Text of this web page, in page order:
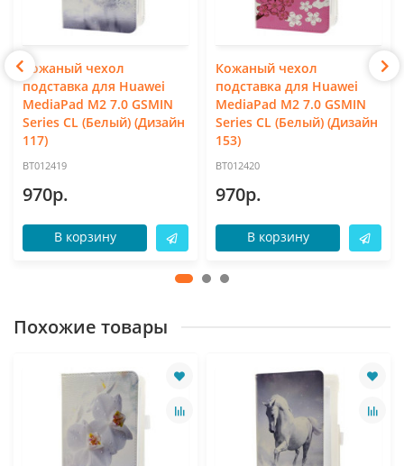
Кожаный чехол
подставка для Huawei
MediaPad M2 7.0 GSMIN
Series CL (Белый) (Дизайн
117)
BT012419
970р.
В корзину
Кожаный чехол
подставка для Huawei
MediaPad M2 7.0 GSMIN
Series CL (Белый) (Дизайн
153)
BT012420
970р.
В корзину
Похожие товары